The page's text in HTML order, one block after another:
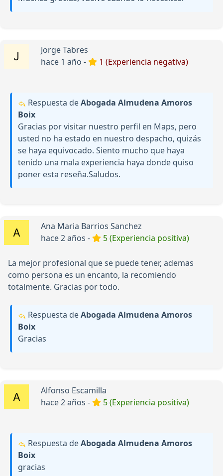
Jorge Tabres
hace 1 año -
1 (Experiencia negativa)
Respuesta deAbogada Almudena Amoros
Boix
Gracias por visitar nuestro perfil en Maps, pero
usted no ha estado en nuestro despacho, quizás
se haya equivocado. Siento mucho que haya
tenido una mala experiencia haya donde quiso
poner esta reseña.Saludos.
Ana Maria Barrios Sanchez
hace 2 años -
5 (Experiencia positiva)
La mejor profesional que se puede tener, ademas
como persona es un encanto, la recomiendo
totalmente. Gracias por todo.
Respuesta deAbogada Almudena Amoros
Boix
Gracias
Alfonso Escamilla
hace 2 años -
5 (Experiencia positiva)
Respuesta deAbogada Almudena Amoros
Boix
gracias